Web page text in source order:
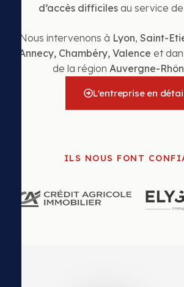
d’accès difficiles au service
Nous intervenons à Lyon, Saint-
Annecy, Chambéry, Valence et
de la région Auvergne-
L'entreprise en
ILS NOUS FONT